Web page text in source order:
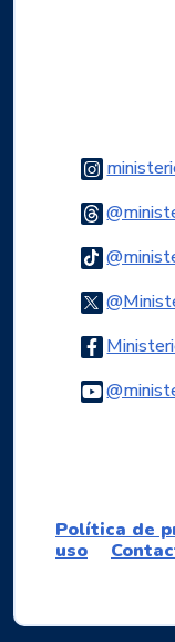
Política de
uso